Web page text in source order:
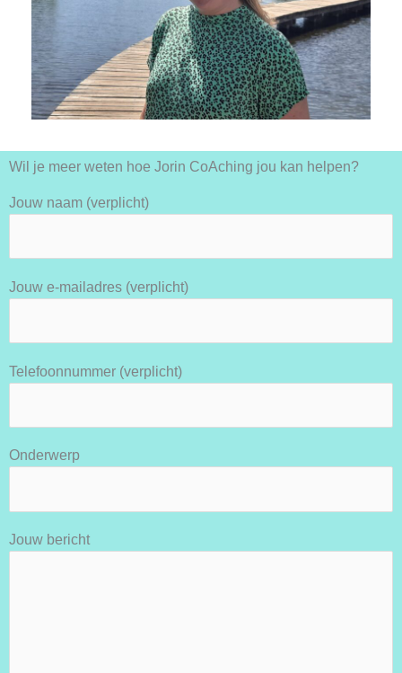
Wil je meer weten hoe Jorin CoAching jou kan helpen?
Jouw naam (verplicht)
Jouw e-mailadres (verplicht)
Telefoonnummer (verplicht)
Onderwerp
Jouw bericht